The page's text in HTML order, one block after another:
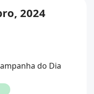
2024
do Dia